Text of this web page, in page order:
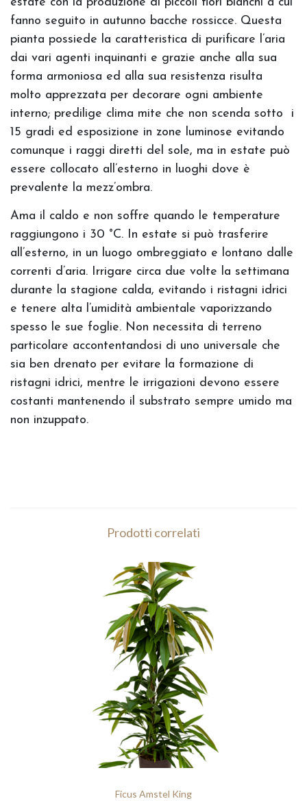
fanno seguito in autunno bacche rossicce. Questa
pianta possiede la caratteristica di purificare l’aria
dai vari agenti inquinanti e grazie anche alla sua
forma armoniosa ed alla sua resistenza risulta
molto apprezzata per decorare ogni ambiente
interno; predilige clima mite che non scenda sotto i
15 gradi ed esposizione in zone luminose evitando
comunque i raggi diretti del sole, ma in estate può
essere collocato all’esterno in luoghi dove è
prevalente la mezz’ombra.
Ama il caldo e non soffre quando le temperature
raggiungono i 30 °C. In estate si può trasferire
all’esterno, in un luogo ombreggiato e lontano dalle
correnti d’aria. Irrigare circa due volte la settimana
durante la stagione calda, evitando i ristagni idrici
e tenere alta l’umidità ambientale vaporizzando
spesso le sue foglie. Non necessita di terreno
particolare accontentandosi di uno universale che
sia ben drenato per evitare la formazione di
ristagni idrici, mentre le irrigazioni devono essere
costanti mantenendo il substrato sempre umido ma
non inzuppato.
Prodotti correlati
Ficus Amstel King